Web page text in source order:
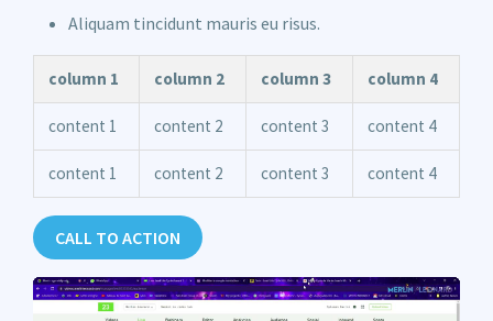
Aliquam tincidunt mauris eu risus.
column 1 column 2 column 3 column 4
content 1 content 2 content 3 content 4
content 1 content 2 content 3 content 4
CALL TO ACTION